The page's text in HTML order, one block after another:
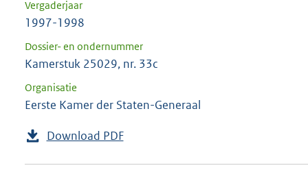
Vergaderjaar
1997-1998
Dossier- en ondernummer
Kamerstuk 25029, nr. 33c
Organisatie
Eerste Kamer der Staten-Generaal
Download PDF